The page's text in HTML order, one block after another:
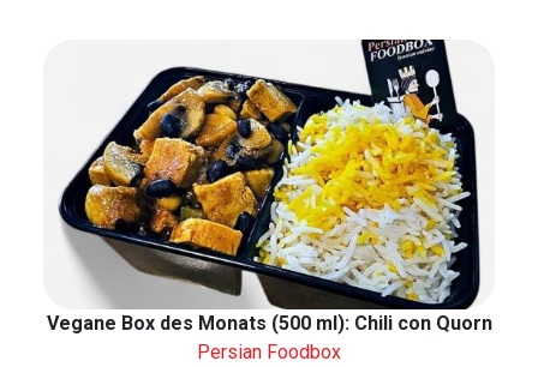
Vegane Box des Monats (500 ml): Chili con Quorn
Persian Foodbox